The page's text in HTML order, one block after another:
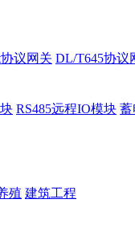
议网关 DL/T645协议
RS485远程IO模块 蓄
殖 建筑工程